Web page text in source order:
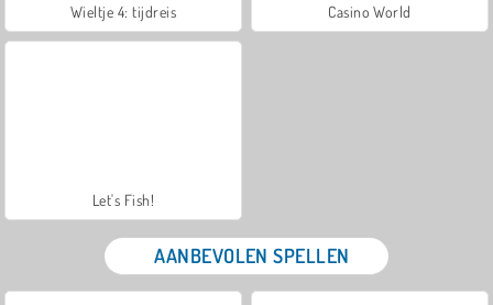
Wieltje 4: tijdreis Casino World
Let's Fish!
AANBEVOLEN SPELLEN